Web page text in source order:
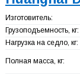
Изготовитель:
Грузоподъемность, кг:
Нагрузка на седло, кг:
Полная масса, кг: